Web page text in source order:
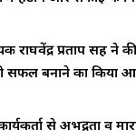
राघवेंद्र प्रताप सिंह ने
सफल बनाने का किया
से अभद्रता व